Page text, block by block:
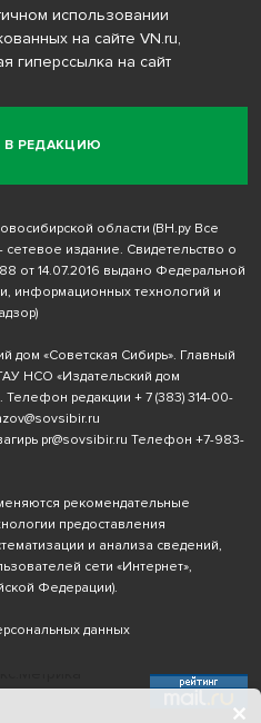
В РЕДАКЦИЮ
использовании
на сайте VN.ru,
гиперссылка на сайт
области (ВН.ру Все
издание. Свидетельство о
от 14.07.2016 выдано Федеральной
информационных технологий и
дом «Советская Сибирь». Главный
НСО «Издательский дом
Телефон редакции + 7 (383) 314-00-
pr@sovsibir.ru Телефон +7-983-
рекомендательные
предоставления
и анализа сведений,
сети «Интернет»,
Федерации).
данных